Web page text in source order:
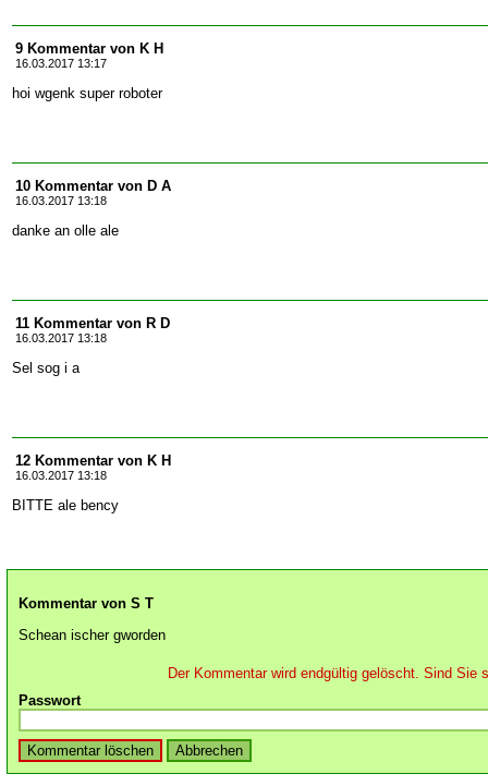
9 Kommentar von K H
16.03.2017 13:17
hoi wgenk super roboter
10 Kommentar von D A
16.03.2017 13:18
danke an olle ale
11 Kommentar von R D
16.03.2017 13:18
Sel sog i a
12 Kommentar von K H
16.03.2017 13:18
BITTE ale bency
Kommentar von S T
Schean ischer gworden
Der Kommentar wird endgültig gelöscht. Sind Sie
Passwort